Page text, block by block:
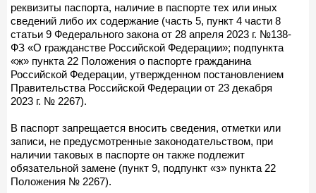
реквизиты паспорта, наличие в паспорте тех или иных
сведений либо их содержание (часть 5, пункт 4 части 8
статьи 9 Федерального закона от 28 апреля 2023 г. №138-
ФЗ «О гражданстве Российской Федерации»; подпункта
«ж» пункта 22 Положения о паспорте гражданина
Российской Федерации, утвержденном постановлением
Правительства Российской Федерации от 23 декабря
2023 г. № 2267).
В паспорт запрещается вносить сведения, отметки или
записи, не предусмотренные законодательством, при
наличии таковых в паспорте он также подлежит
обязательной замене (пункт 9, подпункт «з» пункта 22
Положения № 2267).